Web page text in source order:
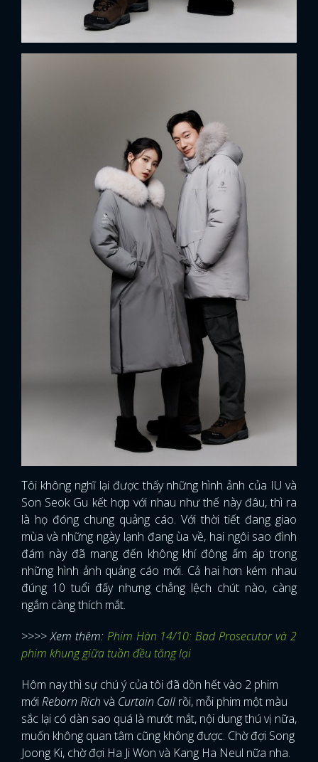
Tôi không nghĩ lại được thấy những hình ảnh của IU và
Son Seok Gu kết hợp với nhau như thế này đâu, thì ra
là họ đóng chung quảng cáo. Với thời tiết đang giao
mùa và những ngày lạnh đang ùa về, hai ngôi sao đình
đám này đã mang đến không khí đông ấm áp trong
những hình ảnh quảng cáo mới. Cả hai hơn kém nhau
đúng 10 tuổi đấy nhưng chẳng lệch chút nào, càng
ngắm càng thích mắt.
>>>> Xem thêm: Phim Hàn 14/10: Bad Prosecutor và 2
phim khung giữa tuần đều tăng lại
Hôm nay thì sự chú ý của tôi đã dồn hết vào 2 phim
mớiReborn Rich và Curtain Call rồi, mỗi phim một màu
sắc lại có dàn sao quá là mướt mắt, nội dung thú vị nữa,
muốn không quan tâm cũng không được. Chờ đợi Song
Joong Ki, chờ đợi Ha Ji Won và Kang Ha Neul nữa nha.